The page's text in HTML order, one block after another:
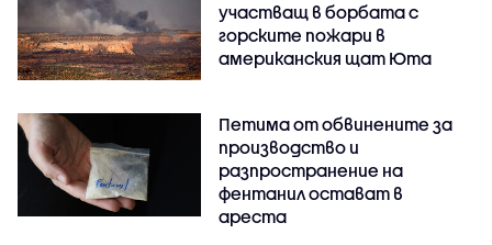
участващ в борбата с
горските пожари в
американския щат Юта
Петима от обвинените за
производство и
разпространение на
фентанил остават в
ареста